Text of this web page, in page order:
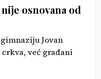
osnovana od
Jovan
već građani